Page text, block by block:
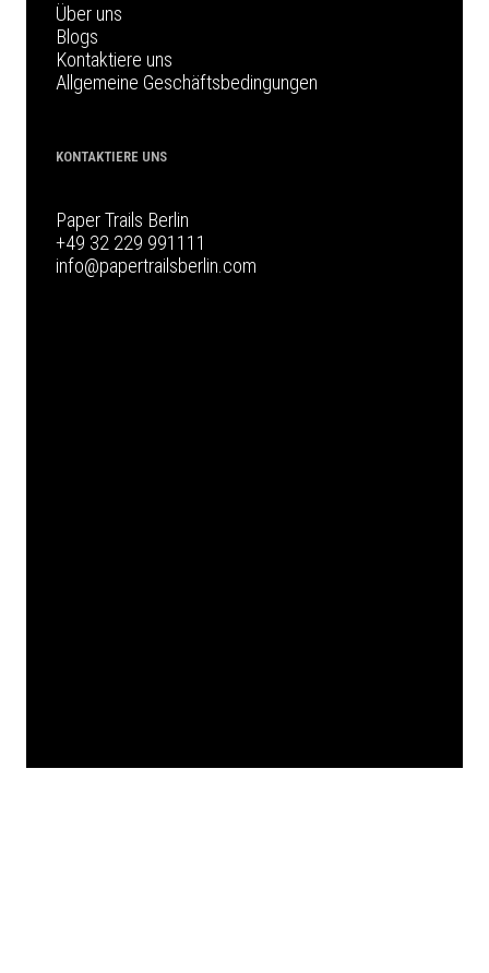
Über uns
Blogs
Kontaktiere uns
Allgemeine Geschäftsbedingungen
KONTAKTIERE UNS
Paper Trails Berlin
+49 32 229 991111
info@papertrailsberlin.com